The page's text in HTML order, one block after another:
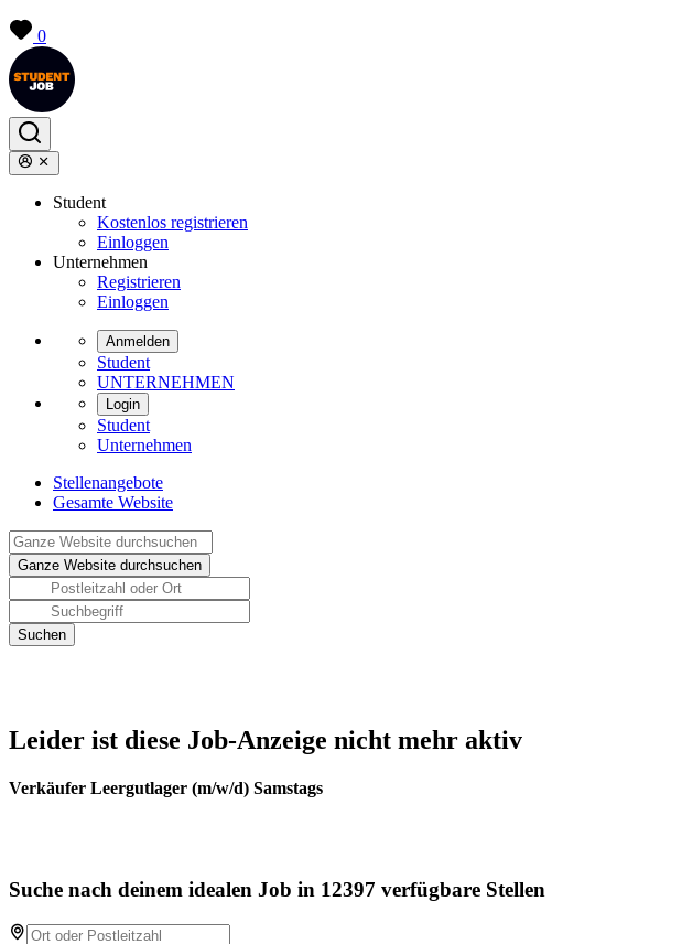
0
Student
Kostenlos registrieren
Einloggen
Unternehmen
Registrieren
Einloggen
Anmelden
Student
UNTERNEHMEN
Login
Student
Unternehmen
Stellenangebote
Gesamte Website
Leider ist diese Job-Anzeige nicht mehr aktiv
Verkäufer Leergutlager (m/w/d) Samstags
Suche nach deinem idealen Job in 12397 verfügbare Stellen